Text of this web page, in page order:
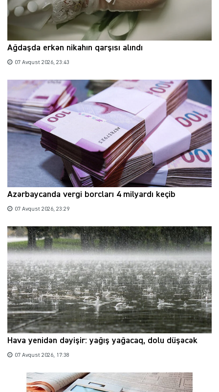
Ağdaşda erkən nikahın qarşısı alındı
07 Avqust 2026, 23:43
Azərbaycanda vergi borcları 4 milyardı keçib
07 Avqust 2026, 23:29
Hava yenidən dəyişir: yağış yağacaq, dolu düşəcək
07 Avqust 2026, 17:38